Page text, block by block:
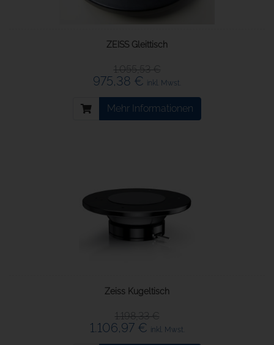
ZEISS Gleittisch
1.055,53 €
975,38 € inkl. Mwst.
Mehr Informationen
Zeiss Kugeltisch
1.198,33 €
1.106,97 € inkl. Mwst.